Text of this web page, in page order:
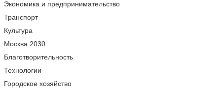
Экономика и предпринимательство
Транспорт
Культура
Москва 2030
Благотворительность
Технологии
Городское хозяйство